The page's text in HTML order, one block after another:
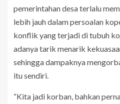
pemerintahan desa terlalu
lebih jauh dalam persoalan
konflik yang terjadi di tubuh
adanya tarik menarik
sehingga dampaknya
itu sendiri.
“Kita jadi korban, bahkan